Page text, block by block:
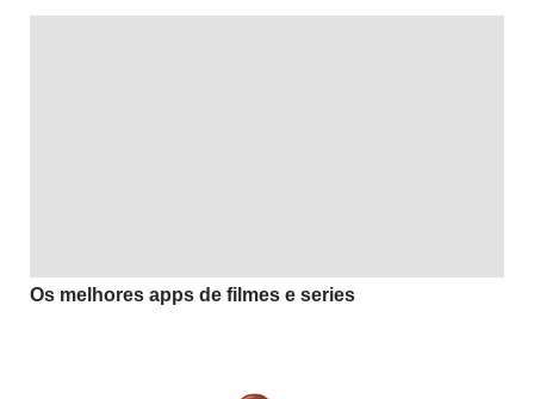
Os melhores apps de filmes e series